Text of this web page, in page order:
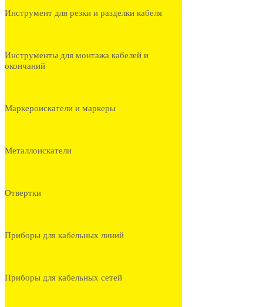
Инструмент для резки и разделки кабеля
Инструменты для монтажа кабелей и
окончаний
Маркероискатели и маркеры
Металлоискатели
Отвертки
Приборы для кабельных линий
Приборы для кабельных сетей